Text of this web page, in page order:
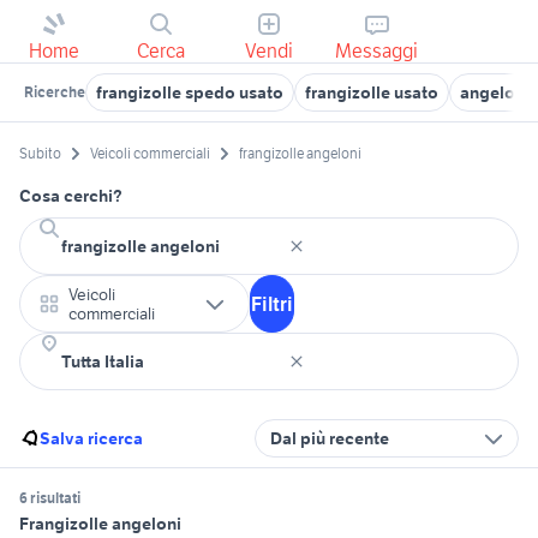
Home Cerca Vendi Messaggi
Ricerche frangizolle spedo usato frangizolle usato angeloni
Subito Veicoli commerciali frangizolle angeloni
Cosa cerchi?
Veicoli
commerciali
Filtri
Salva ricerca Dal più recente
6 risultati
Frangizolle angeloni